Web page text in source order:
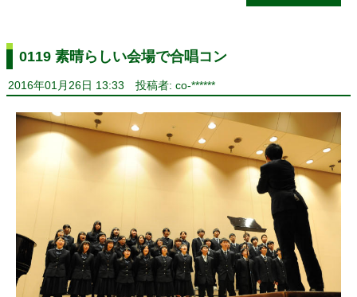
0119 素晴らしい会場で合唱コン
2016年01月26日 13:33 投稿者: co-******